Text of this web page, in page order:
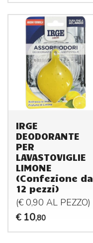
IRGE
DEODORANTE
PER
LAVASTOVIGLIE
LIMONE
(Confezione da
12 pezzi)
(€ 0,90 AL PEZZO)
€ 10,80